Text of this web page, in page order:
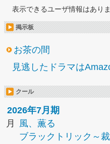
表示できるユーザ情報はありま
掲示板
お茶の間
見逃したドラマは
クール
2026年7月期
月
風、薫る
ブラックトリック～